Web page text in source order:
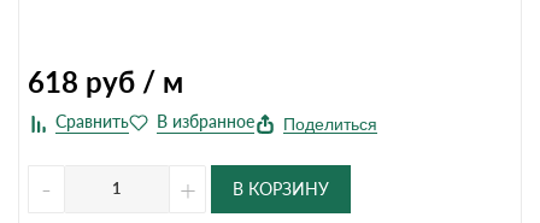
618 руб / м
Поделиться
- + В КОРЗИНУ